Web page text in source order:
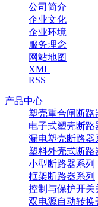
公司简介
企业文化
企业环境
服务理念
网站地图
XML
RSS
产品中心
塑壳重合闸断路
电子式塑壳断路
漏电塑壳断路器
塑料外壳式断路
小型断路器系列
框架断路器系列
控制与保护开关
双电源自动转换